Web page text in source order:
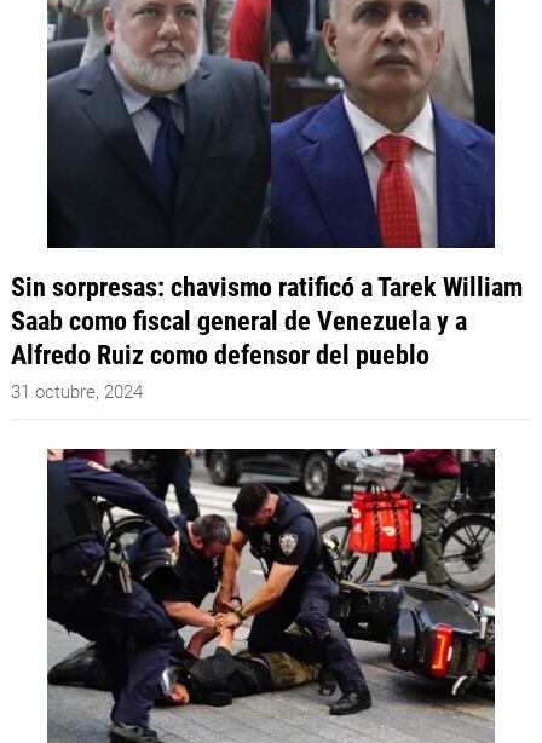
Sin sorpresas: chavismo ratificó a Tarek William
Saab como fiscal general de Venezuela y a
Alfredo Ruiz como defensor del pueblo
31 octubre, 2024